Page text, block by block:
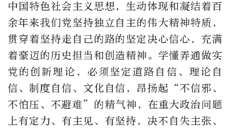
中国特色社会主义思想，生动体现和凝结着百
余年来我们党坚持独立自主的伟大精神特质，
贯穿着坚持走自己的路的坚定决心信心，充满
着豪迈的历史担当和创造精神。学懂弄通做实
党的创新理论，必须坚定道路自信、理论自
信、制度自信、文化自信，昂扬起“不信邪、
不怕压、不避难”的精气神，在重大政治问题
上有定力、有主见、有坚持，决不自失主张、